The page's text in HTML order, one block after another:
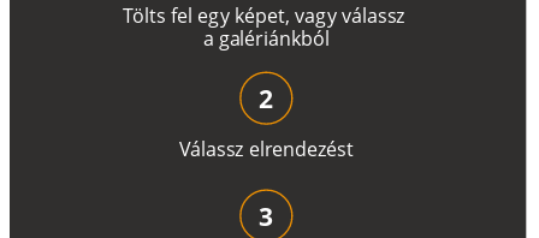
Tölts fel egy képet, vagyválassz
a galériánkból
Válassz elrendezést
2
3